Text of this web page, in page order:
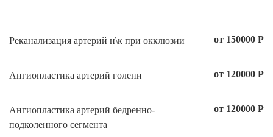
Реканализация артерий н\к при окклюзии от 150000 Р
Ангиопластика артерий голени от 120000 Р
Ангиопластика артерий бедренно-
подколенного сегмента
от 120000 Р